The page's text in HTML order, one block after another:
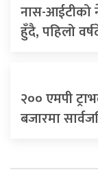
नास-आईटीको
हुँदै, पहिलो
२०० एमपी
बजारमा